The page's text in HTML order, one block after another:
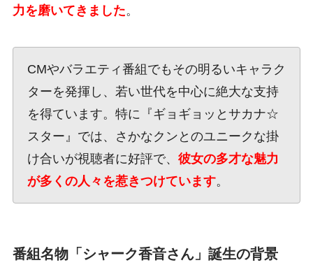
力を磨いてきました。
CMやバラエティ番組でもその明るいキャラク
ターを発揮し、若い世代を中心に絶大な支持
を得ています。特に『ギョギョッとサカナ☆
スター』では、さかなクンとのユニークな掛
け合いが視聴者に好評で、 彼女の多才な魅力
が多くの人々を惹きつけています。
番組名物「シャーク香音さん」誕生の背景